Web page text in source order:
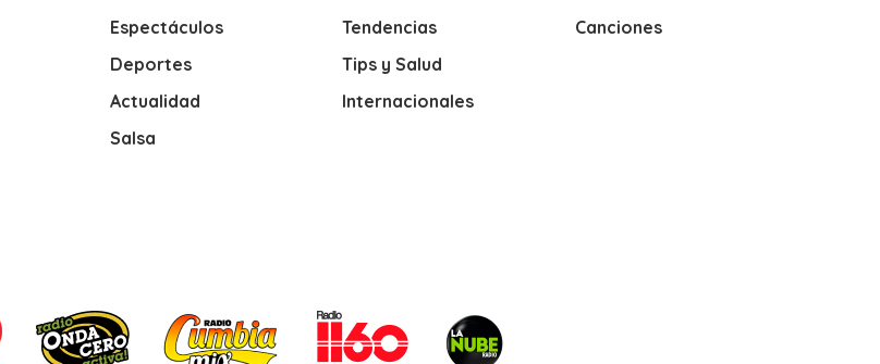
Espectáculos
Deportes
Actualidad
Salsa
Tendencias
Tips y Salud
Internacionales
Canciones